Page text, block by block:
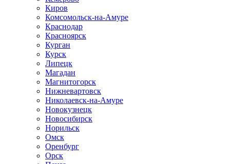
Киров
Комсомольск-на-Амуре
Краснодар
Красноярск
Курган
Курск
Липецк
Магадан
Магнитогорск
Нижневартовск
Николаевск-на-Амуре
Новокузнецк
Новосибирск
Норильск
Омск
Оренбург
Орск